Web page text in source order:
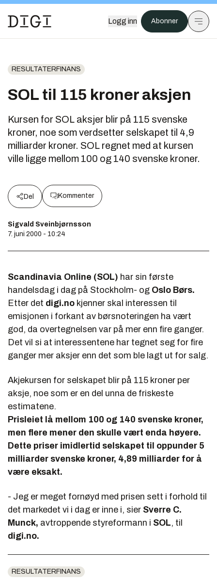
Logg inn Abonner
RESULTATERFINANS
SOL til 115 kroner aksjen
Kursen for SOL aksjer blir på 115 svenske
kroner, noe som verdsetter selskapet til 4,9
milliarder kroner. SOL regnet med at kursen
ville ligge mellom 100 og 140 svenske kroner.
Del Kommenter
Sigvald Sveinbjørnsson
7. juni 2000 - 10:24
Scandinavia Online (SOL) har sin første
handelsdag i dag på Stockholm- og Oslo Børs.
Etter det digi.no kjenner skal interessen til
emisjonen i forkant av børsnoteringen ha vært
god, da overtegnelsen var på mer enn fire ganger.
Det vil si at interessentene har tegnet seg for fire
ganger mer aksjer enn det som ble lagt ut for salg.
Akjekursen for selskapet blir på 115 kroner per
aksje, noe som er en del unna de friskeste
estimatene.
Prisleiet lå mellom 100 og 140 svenske kroner,
men flere mener den skulle vært enda høyere.
Dette priser imidlertid selskapet til oppunder 5
milliarder svenske kroner, 4,89 milliarder for å
være eksakt.
- Jeg er meget fornøyd med prisen sett i forhold til
det markedet vi i dag er inne i, sier Sverre C.
Munck, avtroppende styreformann i SOL, til
digi.no.
RESULTATERFINANS